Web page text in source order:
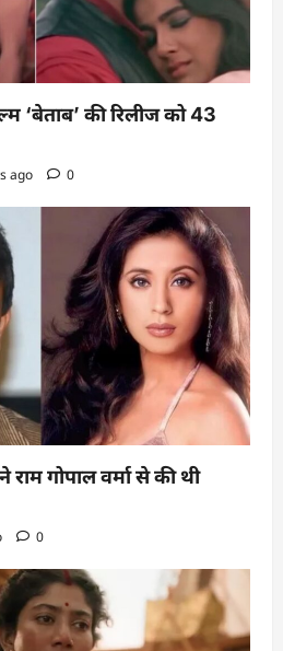
‘बेताब’ की रिलीज को 43
ago 0
गोपाल वर्मा से की थी
0